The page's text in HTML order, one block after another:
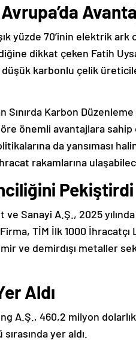
yüzde 70’inin elektrik ark
dikkat çeken Fatih
karbonlu çelik
Karbon Düzenleme
önemli avantajlara sahip
da yansıması
rakamlarına
Pekiştirdi
Sanayi A.Ş., 2025 yılında
TİM İlk 1000 İhracatçı
ve demirdışı metaller
Aldı
A.Ş., 460,2 milyon
yer aldı.